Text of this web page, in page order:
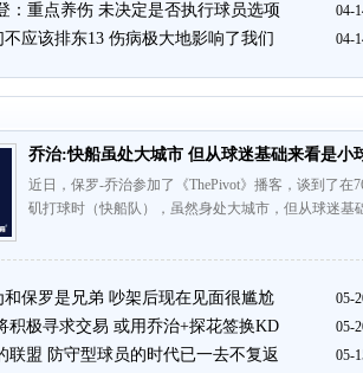
：重点养伤 未决定是否执行球员选项 04-
应该排东13 伤病极大地影响了我们 04-
乔治:快船虽处大城市 但从球迷基础来看是小
近日，保罗-乔治参加了《ThePivot》播客，谈到了在
矶打球时（快船队），虽然身处大城市，但从球迷
和保罗是兄弟 吵架后现在见面很尴尬 05-
积极寻求交易 或用乔治+探花签换KD 05-
联盟 防守型球员的时代已一去不复返 05-